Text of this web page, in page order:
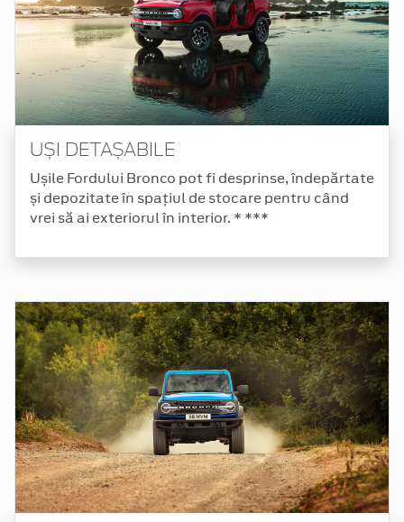
UȘI DETAȘABILE
Ușile Fordului Bronco pot fi desprinse, îndepărtate
și depozitate în spațiul de stocare pentru când
vrei să ai exteriorul în interior. * ***